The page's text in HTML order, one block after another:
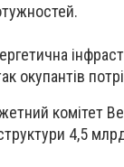
окупантів
комітет
4,5